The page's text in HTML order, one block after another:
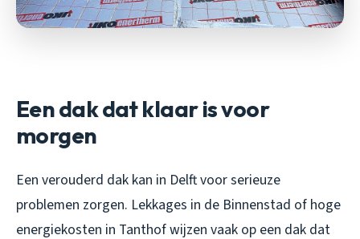
Een dak dat klaar is voor
morgen
Een verouderd dak kan in Delft voor serieuze
problemen zorgen. Lekkages in de Binnenstad of hoge
energiekosten in Tanthof wijzen vaak op een dak dat